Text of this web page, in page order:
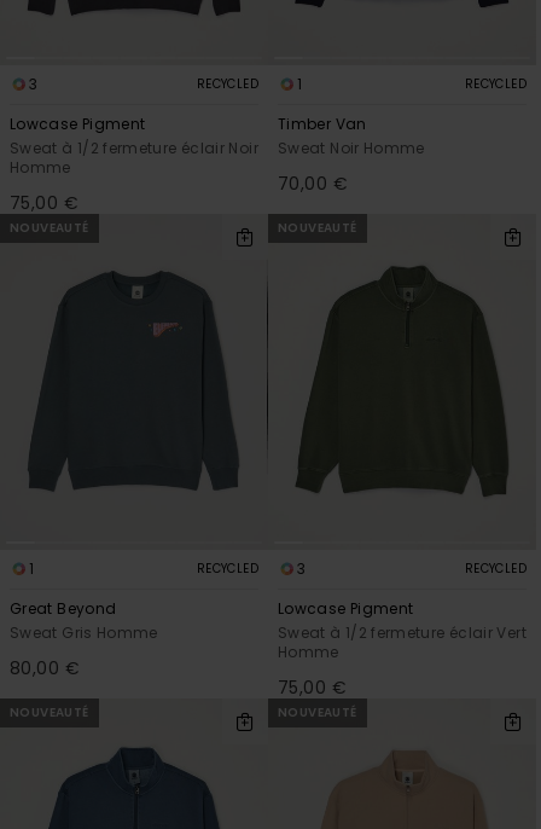
3 RECYCLED
Lowcase Pigment
Sweat à 1/2 fermeture éclair Noir
Homme
75,00 €
1 RECYCLED
Timber Van
Sweat Noir Homme
70,00 €
NOUVEAUTÉ
1 RECYCLED
Great Beyond
Sweat Gris Homme
80,00 €
NOUVEAUTÉ
3 RECYCLED
Lowcase Pigment
Sweat à 1/2 fermeture éclair Vert
Homme
75,00 €
NOUVEAUTÉ NOUVEAUTÉ